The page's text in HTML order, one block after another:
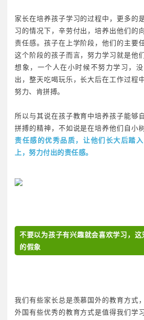
家长在培养孩子学习的过程中，更多的
习的情况下，辛劳付出，培养出他们的
责任感。孩子在上学阶段，他们的主要
这个阶段的孩子而言，努力学习就是他
想象，一个人在小时候不努力学习，
出，整天吃喝玩乐，长大后在工作过程
努力、肯拼搏。
所以与其说在孩子教育中培养孩子能够
拼搏的精神，不如说是在培养他们自小
责任感的优秀品质，让他们长大后踏
上，努力付出的责任感。
不要以为孩子有兴趣就会喜欢学习，这
的假象
我们有些家长总是羡慕国外的教育方式
外国有些优秀的教育方式是值得我们学